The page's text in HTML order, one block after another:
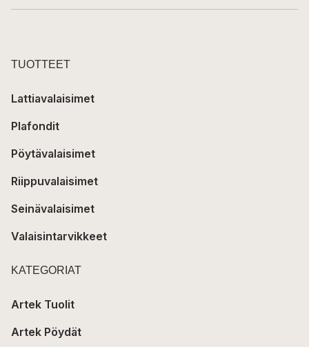
TUOTTEET
Lattiavalaisimet
Plafondit
Pöytävalaisimet
Riippuvalaisimet
Seinävalaisimet
Valaisintarvikkeet
KATEGORIAT
Artek Tuolit
Artek Pöydät